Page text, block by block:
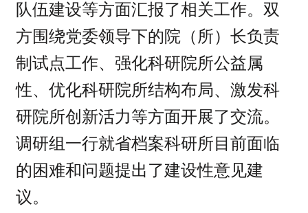
队伍建设等方面汇报了相关工作。双
方围绕党委领导下的院（所）长负责
制试点工作、强化科研院所公益属
性、优化科研院所结构布局、激发科
研院所创新活力等方面开展了交流。
调研组一行就省档案科研所目前面临
的困难和问题提出了建设性意见建
议。